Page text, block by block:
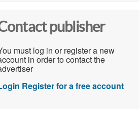
publisher
must log in or register a new
in order to contact the
Register for a free account